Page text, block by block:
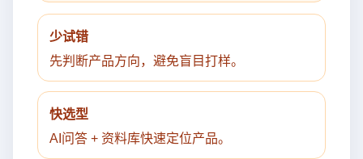
少试错
先判断产品方向，避免盲目打样。
快选型
AI问答 + 资料库快速定位产品。